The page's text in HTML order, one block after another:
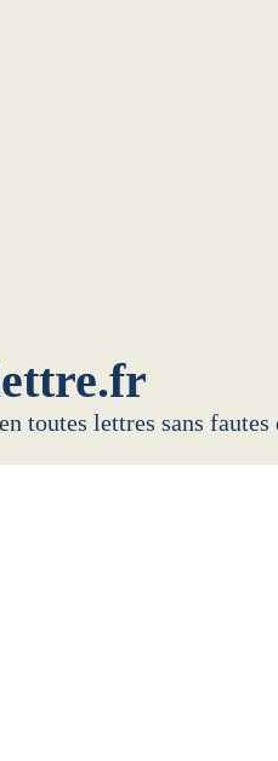
toutes lettres sans